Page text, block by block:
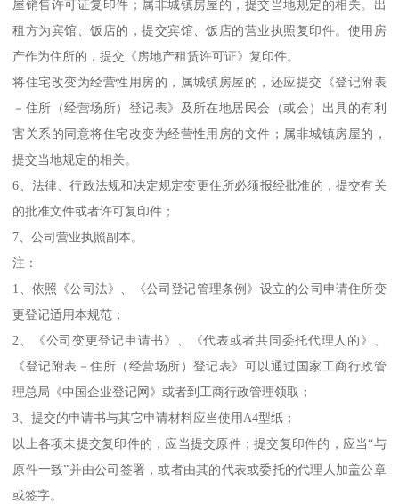
屋销售许可证复印件；属非城镇房屋的，提交当地规定的相关。出
租方为宾馆、饭店的，提交宾馆、饭店的营业执照复印件。使用房
产作为住所的，提交《房地产租赁许可证》复印件。
将住宅改变为经营性用房的，属城镇房屋的，还应提交《登记附表
－住所（经营场所）登记表》及所在地居民会（或会）出具的有利
害关系的同意将住宅改变为经营性用房的文件；属非城镇房屋的，
提交当地规定的相关。
6、法律、行政法规和决定规定变更住所必须报经批准的，提交有关
的批准文件或者许可复印件；
7、公司营业执照副本。
注：
1、依照《公司法》、《公司登记管理条例》设立的公司申请住所变
更登记适用本规范；
2、《公司变更登记申请书》、《代表或者共同委托代理人的》、
《登记附表－住所（经营场所）登记表》可以通过国家工商行政管
理总局《中国企业登记网》或者到工商行政管理领取；
3、提交的申请书与其它申请材料应当使用A4型纸；
以上各项未提交复印件的，应当提交原件；提交复印件的，应当“与
原件一致”并由公司签署，或者由其的代表或委托的代理人加盖公章
或签字。